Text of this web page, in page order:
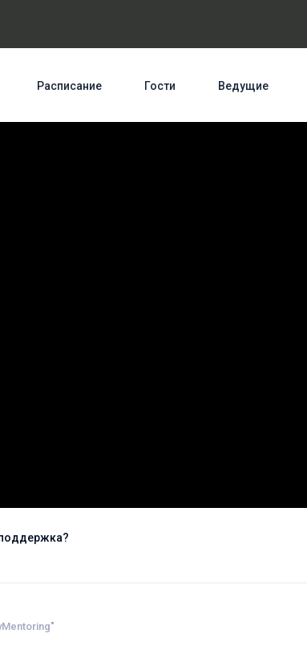
Расписание Гости Ведущие